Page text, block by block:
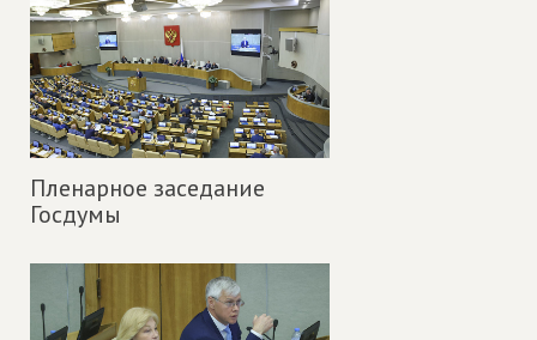
Пленарное заседание
Госдумы